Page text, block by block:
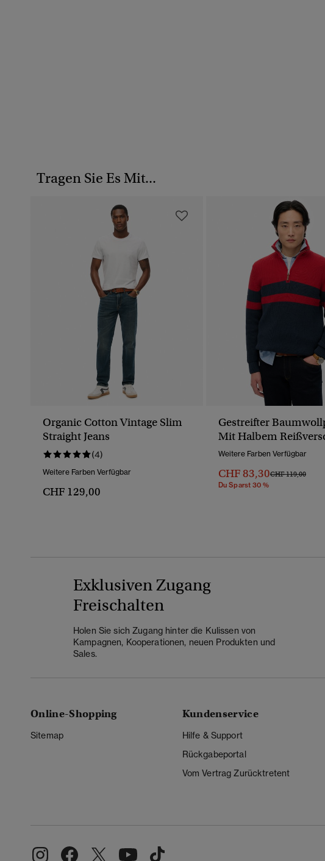
Tragen Sie Es Mit...
Organic Cotton Vintage Slim
Straight Jeans
(4)
Weitere Farben Verfügbar
CHF 129,00
Gestreifter
Mit Halbem
Weitere Farben Verfügbar
CHF 83,30Preis Wurde
CHF 119,00Bis
Du Sparst 30 %
Exklusiven Zugang
Freischalten
Holen Sie sich Zugang hinter die Kulissen von
Kampagnen, Kooperationen, neuen Produkten und
Sales.
Online-Shopping
Sitemap
Kundenservice
Hilfe & Support
Rückgabeportal
Vom Vertrag Zurücktretent